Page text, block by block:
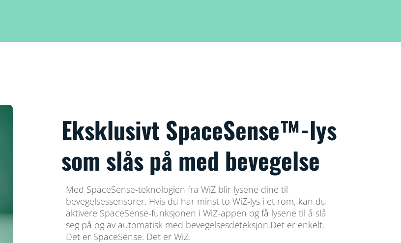
Eksklusivt SpaceSense™-lys
som slås på med bevegelse
Med SpaceSense-teknologien fra WiZ blir lysene dine til
bevegelsessensorer. Hvis du har minst to WiZ-lys i et rom, kan du
aktivere SpaceSense-funksjonen i WiZ-appen og få lysene til å slå
seg på og av automatisk med bevegelsesdeteksjon.Det er enkelt.
Det er SpaceSense. Det er WiZ.